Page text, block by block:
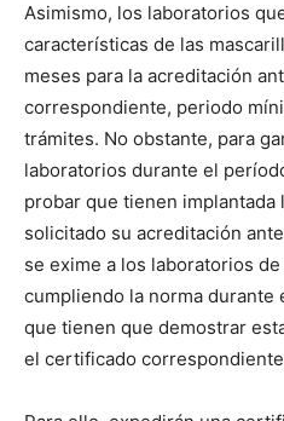
Asimismo, los laboratorios
características de las
meses para la acreditación
correspondiente, periodo
trámites. No obstante, para
laboratorios durante el
probar que tienen implantada
solicitado su acreditación
se exime a los laboratorios
cumpliendo la norma
que tienen que demostrar
el certificado